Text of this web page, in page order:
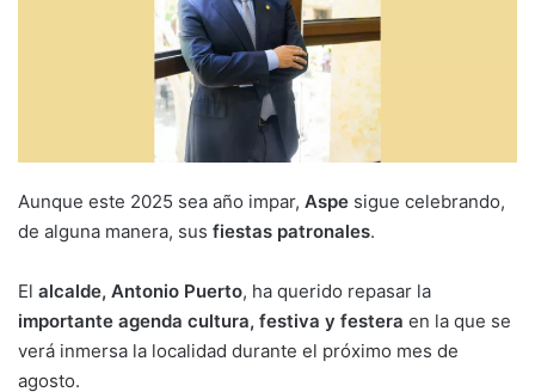
Aunque este 2025 sea año impar, Aspe sigue celebrando,
de alguna manera, sus fiestas patronales.
El alcalde, Antonio Puerto, ha querido repasar la
importante agenda cultura, festiva y festera en la que se
verá inmersa la localidad durante el próximo mes de
agosto.